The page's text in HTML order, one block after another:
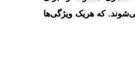
که هریک ویژگی‌ها